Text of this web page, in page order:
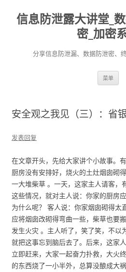
信息防泄露大讲堂_
密_加密
分享信息防泄漏、数据防泄密、
菜单
安全观之我见（三）：省
发表回复
在文章开头，先给大家讲个小故事。
厨房没有安排好，烧火的土灶烟囱砌
一大堆柴草 。一天，这家主人请客，
这些情况，就对主人说：你家的厨房
为什么呢？ 客人说：你家烟囱砌得太
应将烟囱改砌得弯曲一些，柴草也要
发生火灾 。主人听了，笑了笑，不以
就把这事忘到脑后去了。后来，这家
立即赶来，大家一起奋力扑救，大火
的东西烧了一小半外，总算没酿成大